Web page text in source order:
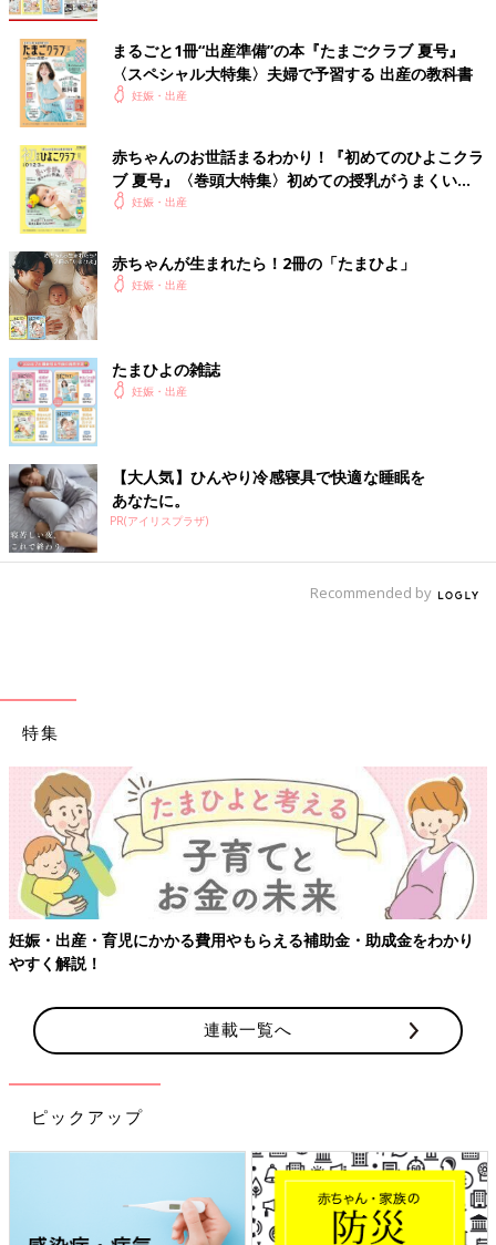
まるごと1冊“出産準備”の本『たまごクラブ 夏号』
〈スペシャル大特集〉夫婦で予習する 出産の教科書
妊娠・出産
赤ちゃんのお世話まるわかり！『初めてのひよこクラ
ブ 夏号』〈巻頭大特集〉初めての授乳がうまくい
く！ おっぱい・ミルクの基本と夏のトラブル 解決テ
妊娠・出産
赤ちゃんが生まれたら！2冊の「たまひよ」
妊娠・出産
たまひよの雑誌
妊娠・出産
【大人気】ひんやり冷感寝具で快適な睡眠を
あなたに。
PR(アイリスプラザ)
Recommended by
特集
妊娠・出産・育児にかかる費用やもらえる補助金・助成金をわかり
やすく解説！
連載一覧へ
ピックアップ